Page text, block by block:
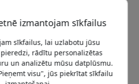
Ieteicamā cena
EUR
izmantojam sīkfailus
sīkfailus, lai uzlabotu jūsu
rādītu personalizētas
un analizētu mūsu datplūsmu.
visu", jūs piekrītat sīkfailu